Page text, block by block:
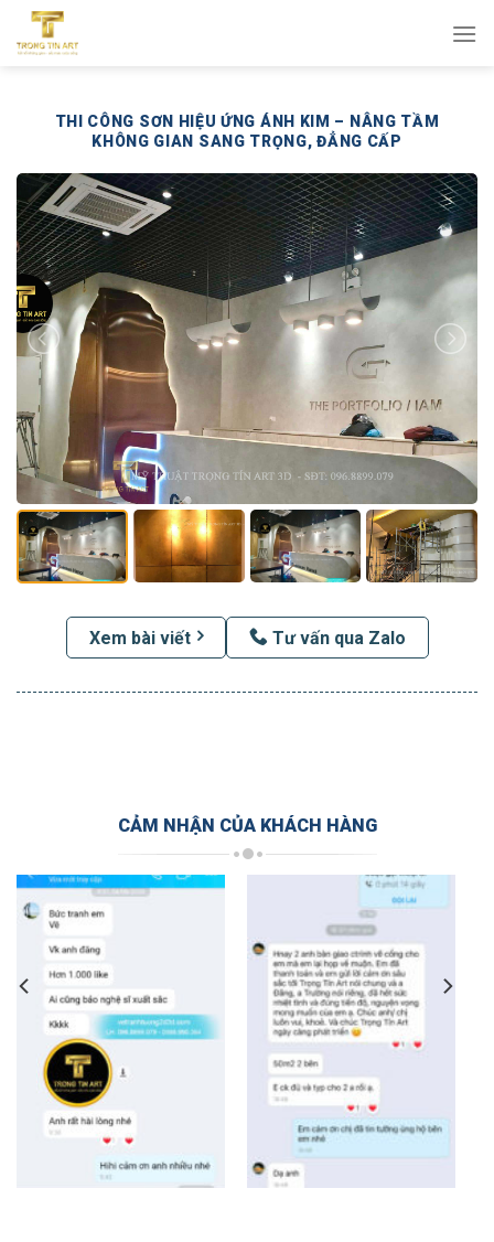
qua
THI CÔNG SƠN HIỆU ỨNG ÁNH KIM – NÂNG TẦM
KHÔNG GIAN SANG TRỌNG, ĐẲNG CẤP
Xem bài viết Tư vấn qua Zalo
CẢM NHẬN CỦA KHÁCH HÀNG